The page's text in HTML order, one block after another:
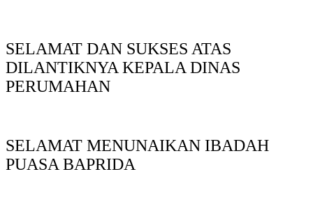
SELAMAT DAN SUKSES ATAS
DILANTIKNYA KEPALA DINAS
PERUMAHAN
SELAMAT MENUNAIKAN IBADAH
PUASA BAPRIDA